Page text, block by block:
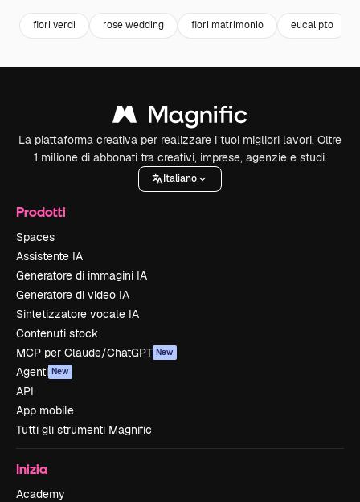
fiori verdi rose wedding fiori matrimonio eucalipto
La piattaforma creativa per realizzare i tuoi migliori lavori. Oltre
1 milione di abbonati tra creativi, imprese, agenzie e studi.
Italiano
Prodotti
Spaces
Assistente IA
Generatore di immagini IA
Generatore di video IA
Sintetizzatore vocale IA
Contenuti stock
MCP per Claude/ChatGPT New
Agenti New
API
App mobile
Tutti gli strumenti Magnific
Inizia
Academy